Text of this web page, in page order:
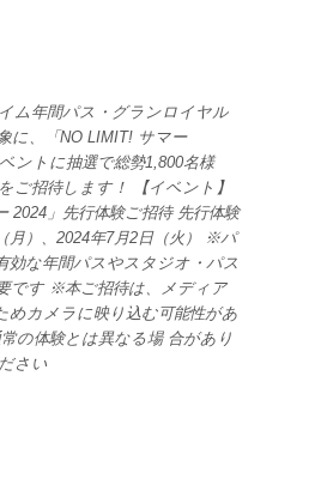
ム年間パス・グランロイヤル
に、「NO LIMIT! サマー
ントに抽選で総勢1,800名様
ご招待します！ 【イベント】
2024」先行体験ご招待 先行体験
月）、2024年7月2日（火） ※パ
効な年間パスやスタジオ・パス
です ※本ご招待は、メディア
めカメラに映り込む可能性があ
の体験とは異なる場 合があり
さい